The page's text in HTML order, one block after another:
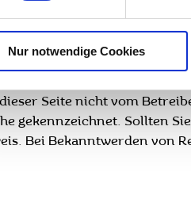
Nur notwendige Cookies
erstellten Inhalte
und jede Art der
Erstellers. Downloads
Seite nicht vom
gekennzeichnet. Sollten
Bei Bekanntwerden von